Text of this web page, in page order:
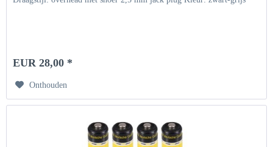
EUR 28,00 *
Onthouden